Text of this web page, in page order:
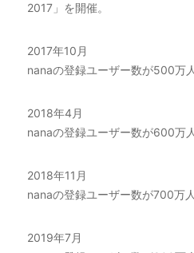
2017」を開催。
2017年10月
nanaの登録ユーザー数が500万
2018年4月
nanaの登録ユーザー数が600万
2018年11月
nanaの登録ユーザー数が700万人
2019年7月